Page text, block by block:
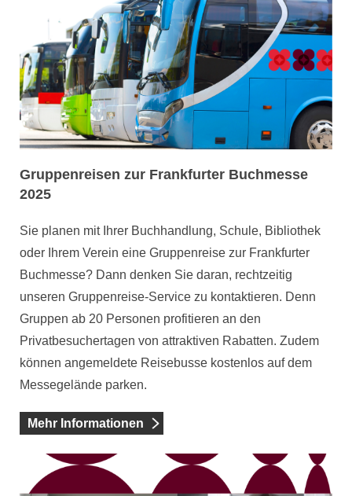
Gruppenreisen zur Frankfurter Buchmesse
2025
Sie planen mit Ihrer Buchhandlung, Schule, Bibliothek
oder Ihrem Verein eine Gruppenreise zur Frankfurter
Buchmesse? Dann denken Sie daran, rechtzeitig
unseren Gruppenreise-Service zu kontaktieren. Denn
Gruppen ab 20 Personen profitieren an den
Privatbesuchertagen von attraktiven Rabatten. Zudem
können angemeldete Reisebusse kostenlos auf dem
Messegelände parken.
Mehr Informationen